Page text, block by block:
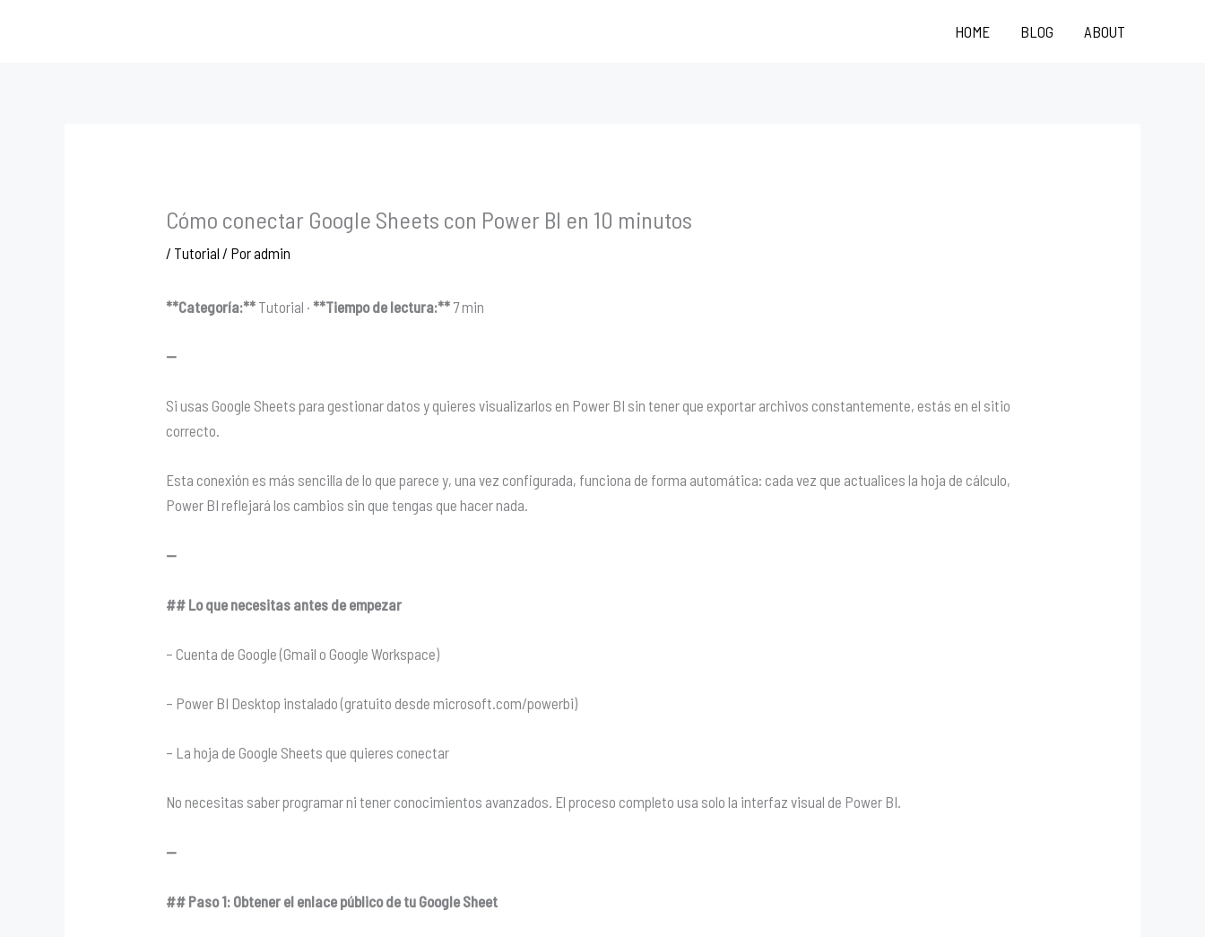
HOME BLOG ABOUT
Cómo conectar Google Sheets con Power BI en 10 minutos
/ Tutorial / Poradmin
**Categoría:** Tutorial · **Tiempo de lectura:** 7 min
—
Si usas Google Sheets para gestionar datos y quieres visualizarlos en Power BI sin tener que exportar archivos constantemente, estás en el sitio
correcto.
Esta conexión es más sencilla de lo que parece y, una vez configurada, funciona de forma automática: cada vez que actualices la hoja de cálculo,
Power BI reflejará los cambios sin que tengas que hacer nada.
—
## Lo que necesitas antes de empezar
– Cuenta de Google (Gmail o Google Workspace)
– Power BI Desktop instalado (gratuito desde microsoft.com/powerbi)
– La hoja de Google Sheets que quieres conectar
No necesitas saber programar ni tener conocimientos avanzados. El proceso completo usa solo la interfaz visual de Power BI.
—
## Paso 1: Obtener el enlace público de tu Google Sheet